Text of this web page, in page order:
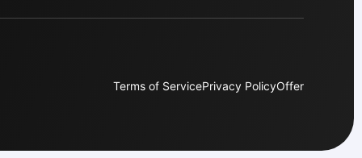
Terms of ServicePrivacy PolicyOffer